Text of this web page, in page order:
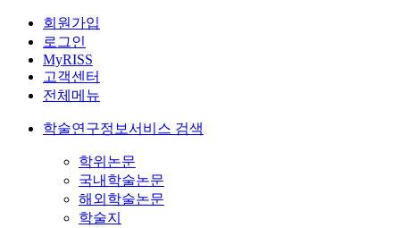
회원가입
로그인
MyRISS
고객센터
전체메뉴
학술연구정보서비스 검색
학위논문
국내학술논문
해외학술논문
학술지